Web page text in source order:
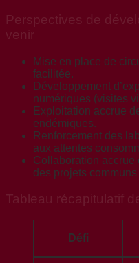
Perspectives de
venir
Mise en place de
facilitée.
Développement
numériques (visites
Exploitation accrue
endémiques.
Renforcement des
aux attentes
Collaboration
des projets
Tableau récapitulatif
Défi